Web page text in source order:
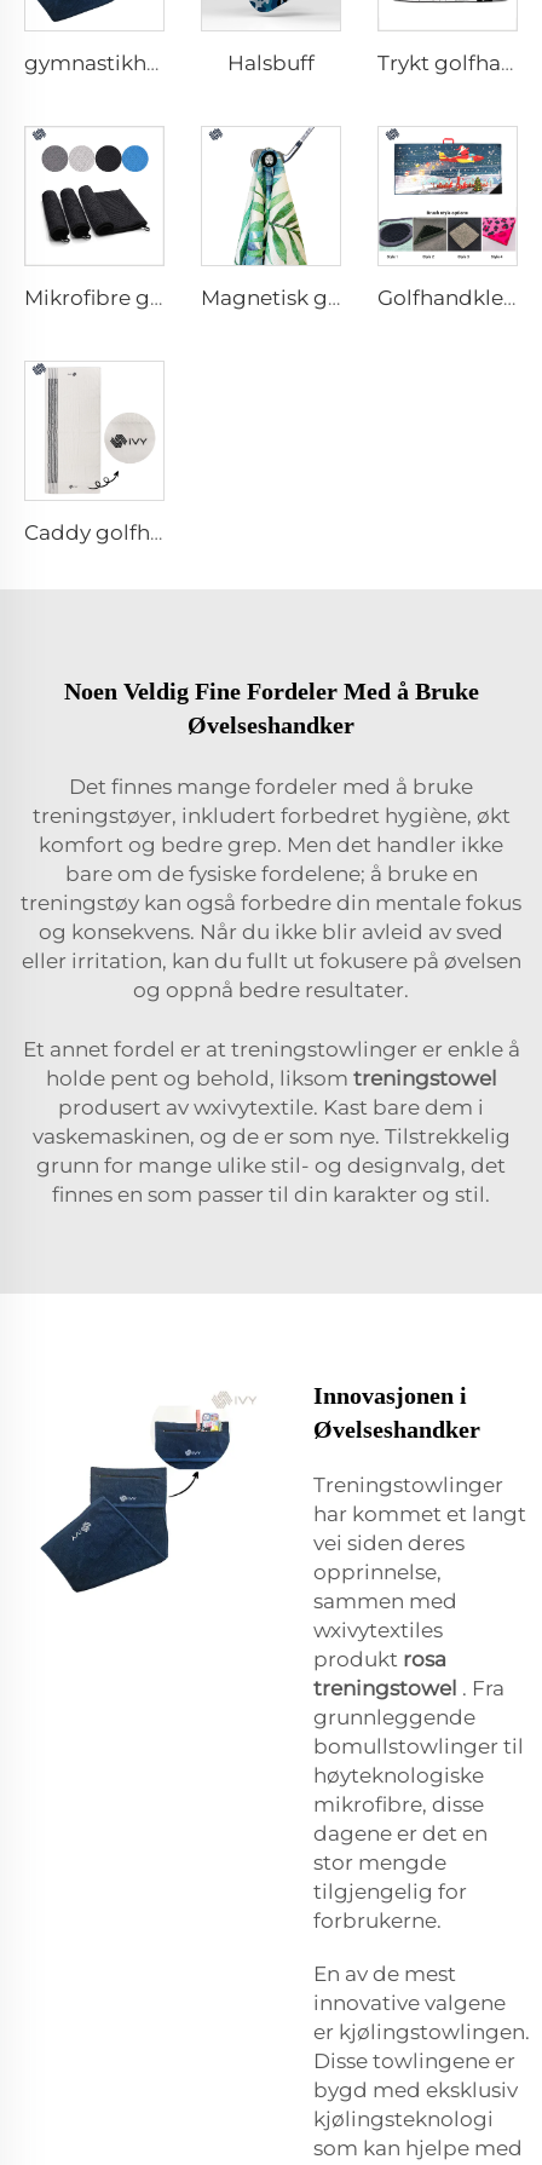
gymnastikhandkle med lomme Halsbuff Trykt golfhandkle
Mikrofibre golfhandkle Magnetisk golfhandkle Golfhandkle med børste
Caddy golfhandkle
Noen Veldig Fine Fordeler Med å Bruke
Øvelseshandker
Det finnes mange fordeler med å bruke
treningstøyer, inkludert forbedret hygiène, økt
komfort og bedre grep. Men det handler ikke
bare om de fysiske fordelene; å bruke en
treningstøy kan også forbedre din mentale fokus
og konsekvens. Når du ikke blir avleid av sved
eller irritation, kan du fullt ut fokusere på øvelsen
og oppnå bedre resultater.
Et annet fordel er at treningstowlinger er enkle å
holde pent og behold, liksom treningstowel
produsert av wxivytextile. Kast bare dem i
vaskemaskinen, og de er som nye. Tilstrekkelig
grunn for mange ulike stil- og designvalg, det
finnes en som passer til din karakter og stil.
Innovasjonen i
Øvelseshandker
Treningstowlinger
har kommet et langt
vei siden deres
opprinnelse,
sammen med
wxivytextiles
produkt rosa
treningstowel . Fra
grunnleggende
bomullstowlinger til
høyteknologiske
mikrofibre, disse
dagene er det en
stor mengde
tilgjengelig for
forbrukerne.
En av de mest
innovative valgene
er kjølingstowlingen.
Disse towlingene er
bygd med eksklusiv
kjølingsteknologi
som kan hjelpe med